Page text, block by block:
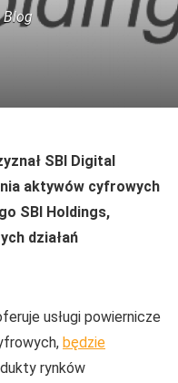
Blog
SBI Digital
aktywów cyfrowych
SBI Holdings,
działań
usługi powiernicze
będzie
rynków